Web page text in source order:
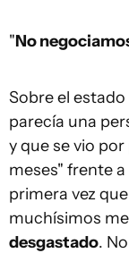
"No
Sobre el
parecía una
y que se vio
meses" frente
primera vez
muchísimos
desgastado.